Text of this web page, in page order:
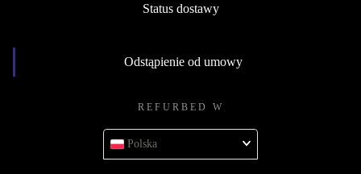
Status dostawy
Odstąpienie od umowy
REFURBED W
Polska